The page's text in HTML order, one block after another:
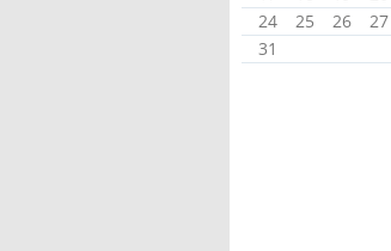
24
25 26 27
31